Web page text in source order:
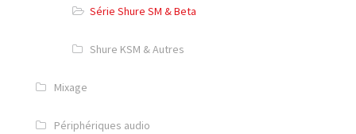
Série Shure SM & Beta
Shure KSM & Autres
Mixage
Périphériques audio